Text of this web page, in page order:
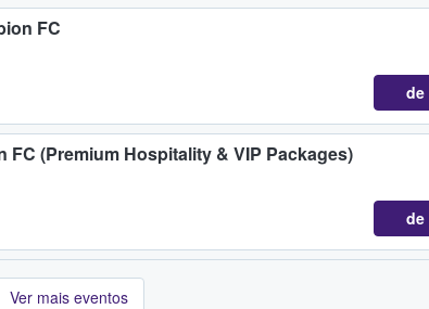
FC
de
(Premium Hospitality & VIP Packages)
de
Ver mais eventos